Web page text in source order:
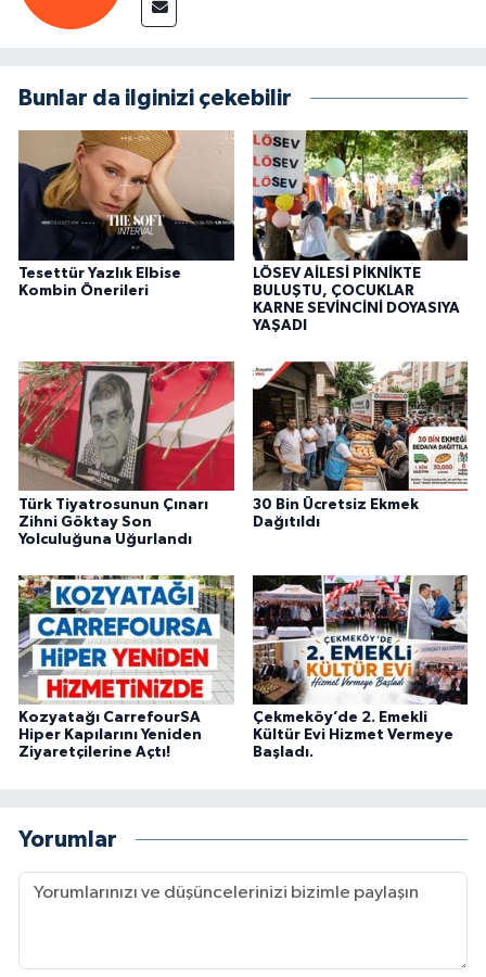
Bunlar da ilginizi çekebilir
Tesettür Yazlık Elbise
Kombin Önerileri
LÖSEV AİLESİ PİKNİKTE
BULUŞTU, ÇOCUKLAR
KARNE SEVİNCİNİ DOYASIYA
YAŞADI
Türk Tiyatrosunun Çınarı
Zihni Göktay Son
Yolculuğuna Uğurlandı
30 Bin Ücretsiz Ekmek
Dağıtıldı
Kozyatağı CarrefourSA
Hiper Kapılarını Yeniden
Ziyaretçilerine Açtı!
Çekmeköy’de 2. Emekli
Kültür Evi Hizmet Vermeye
Başladı.
Yorumlar